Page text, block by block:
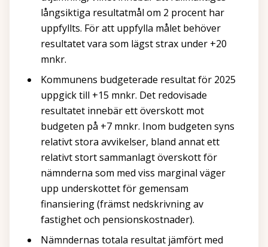
långsiktiga resultatmål om 2 procent har
uppfyllts. För att uppfylla målet behöver
resultatet vara som lägst strax under +20
mnkr.
Kommunens budgeterade resultat för 2025
uppgick till +15 mnkr. Det redovisade
resultatet innebär ett överskott mot
budgeten på +7 mnkr. Inom budgeten syns
relativt stora avvikelser, bland annat ett
relativt stort sammanlagt överskott för
nämnderna som med viss marginal väger
upp underskottet för gemensam
finansiering (främst nedskrivning av
fastighet och pensionskostnader).
Nämndernas totala resultat jämfört med